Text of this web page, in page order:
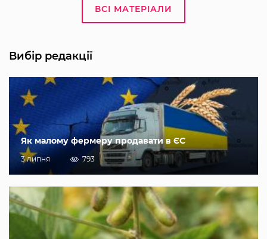
ВСІ МАТЕРІАЛИ
Вибір редакції
Як малому фермеру продавати в ЄС
3 липня 793